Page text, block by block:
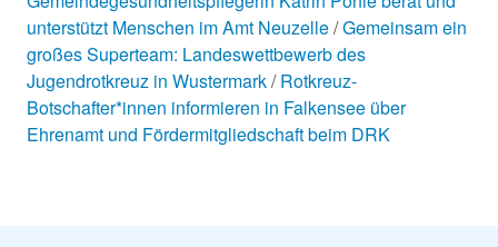
unterstützt Menschen im Amt Neuzelle Gemeinsam ein
großes Superteam: Landeswettbewerb des
Jugendrotkreuz in Wustermark Rotkreuz-
Botschafter*innen informieren in Falkensee über
Ehrenamt und Fördermitgliedschaft beim DRK